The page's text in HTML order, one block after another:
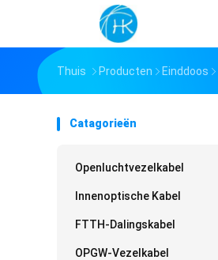
Thuis Producten Einddoos
Catagorieën
Openluchtvezelkabel
Innenoptische Kabel
FTTH-Dalingskabel
OPGW-Vezelkabel